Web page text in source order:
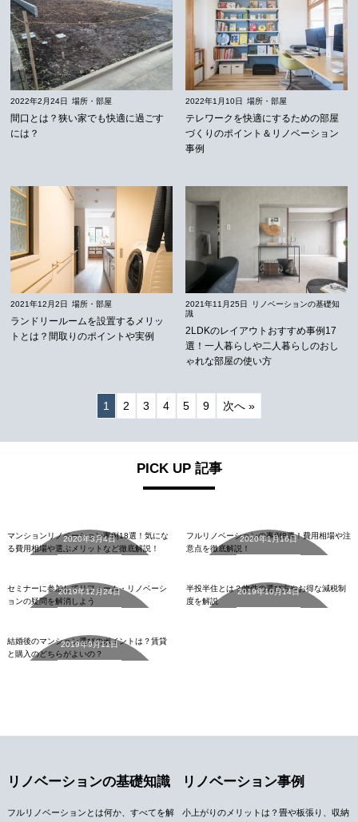
2022年2月24日 場所・部屋
間口とは？狭い家でも快適に過ごす
には？
2022年1月10日 場所・部屋
テレワークを快適にするための部屋
づくりのポイント＆リノベーション
事例
2021年12月2日 場所・部屋
ランドリールームを設置するメリッ
トとは？間取りのポイントや実例
2021年11月25日
リノベーションの基礎知
識
2LDKのレイアウトおすすめ事例17
選！一人暮らしや二人暮らしのおし
ゃれな部屋の使い方
1 2 3 4 5 9 次へ »
PICK UP 記事
2020年3月4日
マンションリノベーション事例18選！気にな
る費用相場や選ぶメリットなど徹底解説！
2020年1月16日
フルリノベーションの事例8選！費用相場や注
意点を徹底解説！
2019年12月24日
セミナーに参加してリフォーム・リノベーシ
ョンの疑問を解消しよう
2019年10月14日
半投半住とは？物件の選び方やお得な減税制
度を解説
2019年9月11日
結婚後のマンション選びのポイントは？賃貸
と購入のどちらがよいの？
リノベーションの基礎知識
フルリノベーションとは何か、すべてを解
リノベーション事例
小上がりのメリットは？畳や板張り、収納